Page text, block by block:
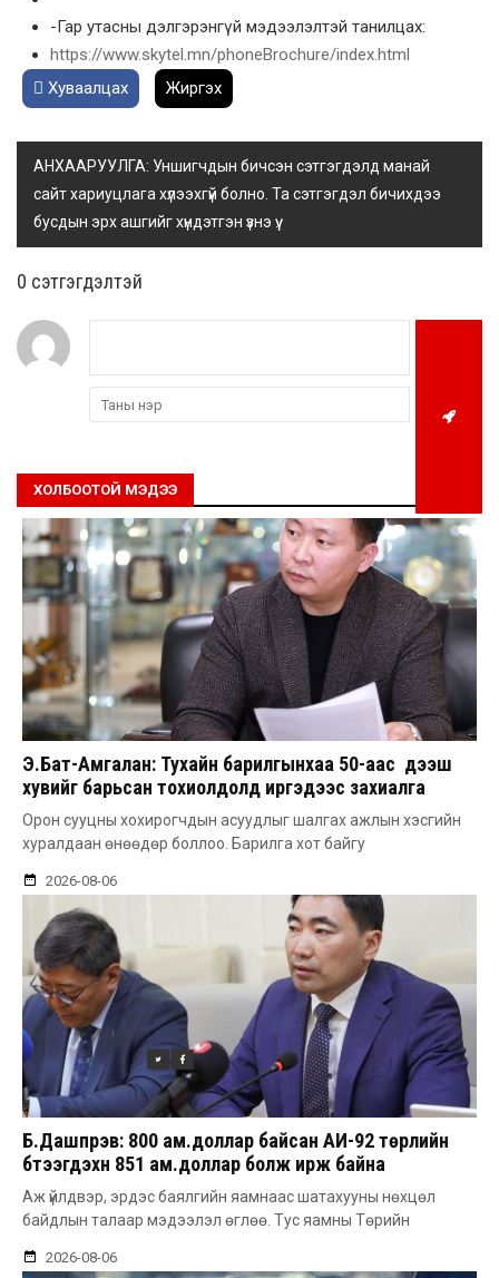
-Гар утасны дэлгэрэнгүй мэдээлэлтэй танилцах:
https://www.skytel.mn/phoneBrochure/index.html
Хуваалцах
Жиргэх
АНХААРУУЛГА: Уншигчдын бичсэн сэтгэгдэлд манай
сайт хариуцлага хүлээхгүй болно. Та сэтгэгдэл бичихдээ
бусдын эрх ашгийг хүндэтгэн үзнэ үү.
0 cэтгэгдэлтэй
ХОЛБООТОЙ МЭДЭЭ
Э.Бат-Амгалан: Тухайн барилгынхаа 50-аас дээш
хувийг барьсан тохиолдолд иргэдээс захиалга
авдаг болгоно
Орон сууцны хохирогчдын асуудлыг шалгах ажлын хэсгийн
хуралдаан өнөөдөр боллоо. Барилга хот байгу
2026-08-06
Б.Дашпүрэв: 800 ам.доллар байсан АИ-92 төрлийн
бүтээгдэхүүн 851 ам.доллар болж ирж байна
Аж үйлдвэр, эрдэс баялгийн яамнаас шатахууны нөхцөл
байдлын талаар мэдээлэл өглөө. Тус яамны Төрийн
2026-08-06